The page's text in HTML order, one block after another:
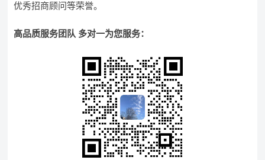
优秀招商顾问等荣誉。
高品质服务团队 多对一为您服务：